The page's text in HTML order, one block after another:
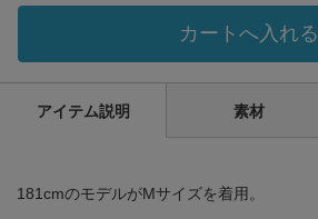
カートへ入れる
アイテム説明 素材
181cmのモデルがMサイズを着用。